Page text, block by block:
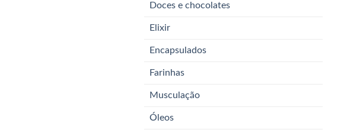
Doces e chocolates
Elixir
Encapsulados
Farinhas
Musculação
Óleos